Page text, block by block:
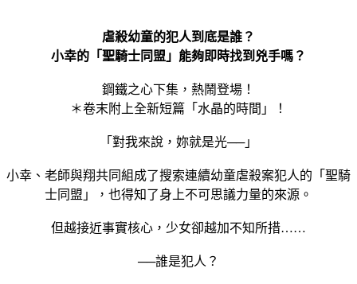
虐殺幼童的犯人到底是誰？
小幸的「聖騎士同盟」能夠即時找到兇手嗎？
鋼鐵之心下集，熱鬧登場！
＊卷末附上全新短篇「水晶的時間」！
「對我來說，妳就是光──」
小幸、老師與翔共同組成了搜索連續幼童虐殺案犯人的「聖騎
士同盟」，也得知了身上不可思議力量的來源。
但越接近事實核心，少女卻越加不知所措……
──誰是犯人？